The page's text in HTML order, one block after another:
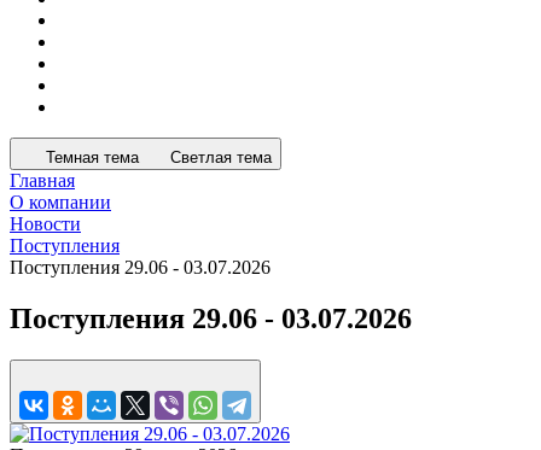
Темная тема Светлая тема
Главная
О компании
Новости
Поступления
Поступления 29.06 - 03.07.2026
Поступления 29.06 - 03.07.2026